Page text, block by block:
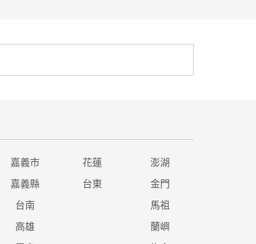
嘉義市 花蓮 澎湖
嘉義縣 台東 金門
台南 馬祖
高雄 蘭嶼